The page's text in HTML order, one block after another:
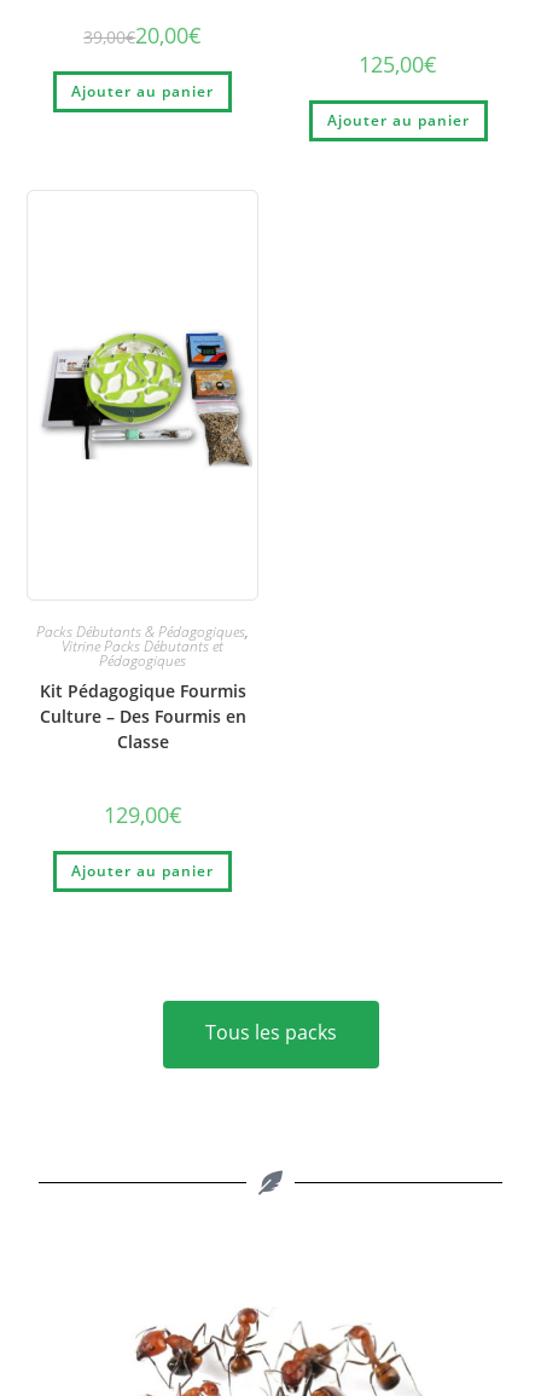
39,00€20,00€
Ajouter au panier
125,00€
Ajouter au panier
Packs Débutants & Pédagogiques,
Vitrine Packs Débutants et
Pédagogiques
Kit Pédagogique Fourmis
Culture – Des Fourmis en
Classe
129,00€
Ajouter au panier
Tous les packs